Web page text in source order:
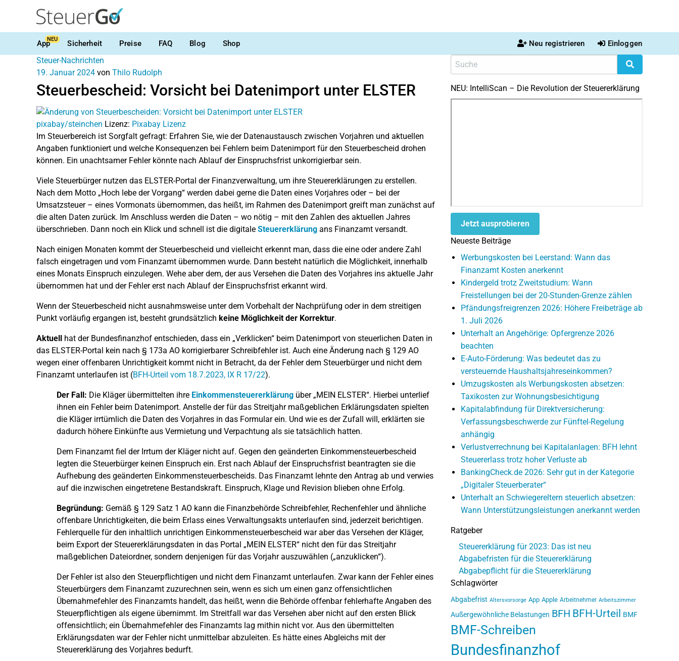
AppNEU Sicherheit Preise FAQ Blog Shop Neu registrieren Einloggen
Steuer-Nachrichten
19. Januar 2024 von Thilo Rudolph
Steuerbescheid: Vorsicht bei Datenimport unter ELSTER
pixabay/steinchen Lizenz: Pixabay Lizenz
Im Steuerbereich ist Sorgfalt gefragt: Erfahren Sie, wie der Datenaustausch zwischen Vorjahren und aktuellen
Angaben funktioniert und welche Konsequenzen bei Fehlern beim Datenimport für den Steuerbescheid drohen
können. Ein unachtsamer Fehler könnte nach Ablauf der Einspruchsfrist unkorrigierbar sein.
Viele Steuerbürger nutzen das ELSTER-Portal der Finanzverwaltung, um ihre Steuererklärungen zu erstellen.
Nach dem Motto „Hoch lebe der Vorgang“ werden dabei gerne die Daten eines Vorjahres oder – bei der
Umsatzsteuer – eines Vormonats übernommen, das heißt, im Rahmen des Datenimport greift man zunächst auf
die alten Daten zurück. Im Anschluss werden die Daten – wo nötig – mit den Zahlen des aktuellen Jahres
überschrieben. Dann noch ein Klick und schnell ist die digitale Steuererklärung ans Finanzamt versandt.
Nach einigen Monaten kommt der Steuerbescheid und vielleicht erkennt man, dass die eine oder andere Zahl
falsch eingetragen und vom Finanzamt übernommen wurde. Dann besteht natürlich die Möglichkeit, innerhalb
eines Monats Einspruch einzulegen. Wehe aber dem, der aus Versehen die Daten des Vorjahres ins aktuelle Jahr
übernommen hat und der Fehler erst nach Ablauf der Einspruchsfrist erkannt wird.
Wenn der Steuerbescheid nicht ausnahmsweise unter dem Vorbehalt der Nachprüfung oder in dem streitigen
Punkt vorläufig ergangen ist, besteht grundsätzlich keine Möglichkeit der Korrektur.
Aktuell hat der Bundesfinanzhof entschieden, dass ein „Verklicken“ beim Datenimport von steuerlichen Daten in
das ELSTER-Portal kein nach § 173a AO korrigierbarer Schreibfehler ist. Auch eine Änderung nach § 129 AO
wegen einer offenbaren Unrichtigkeit kommt nicht in Betracht, da der Fehler dem Steuerbürger und nicht dem
Finanzamt unterlaufen ist (BFH-Urteil vom 18.7.2023, IX R 17/22).
Der Fall: Die Kläger übermittelten ihre Einkommensteuererklärung über „MEIN ELSTER“. Hierbei unterlief
ihnen ein Fehler beim Datenimport. Anstelle der für das Streitjahr maßgeblichen Erklärungsdaten spielten
die Kläger irrtümlich die Daten des Vorjahres in das Formular ein. Und wie es der Zufall will, erklärten sie
dadurch höhere Einkünfte aus Vermietung und Verpachtung als sie tatsächlich hatten.
Dem Finanzamt fiel der Irrtum der Kläger nicht auf. Gegen den geänderten Einkommensteuerbescheid
legten die Steuerbürger keinen Einspruch ein. Erst nach Ablauf der Einspruchsfrist beantragten sie die
Aufhebung des geänderten Einkommensteuerbescheids. Das Finanzamt lehnte den Antrag ab und verwies
auf die inzwischen eingetretene Bestandskraft. Einspruch, Klage und Revision blieben ohne Erfolg.
Begründung: Gemäß § 129 Satz 1 AO kann die Finanzbehörde Schreibfehler, Rechenfehler und ähnliche
offenbare Unrichtigkeiten, die beim Erlass eines Verwaltungsakts unterlaufen sind, jederzeit berichtigen.
Fehlerquelle für den inhaltlich unrichtigen Einkommensteuerbescheid war aber das Versehen der Kläger,
beim Export der Steuererklärungsdaten in das Portal „MEIN ELSTER“ nicht den für das Streitjahr
maßgeblichen Dateiordner, sondern denjenigen für das Vorjahr auszuwählen („anzuklicken“).
Der Fehler ist also den Steuerpflichtigen und nicht dem Finanzamt unterlaufen. Zwar kann der Fehler eines
Steuerbürgers dem Finanzamt zuzurechnen sein, wenn es sich um einen ganz offensichtlichen
Übernahmefehler des Finanzamts handelt, das heißt, wenn die Behörde offenbar fehlerhafte Angaben des
Steuerpflichtigen als eigene übernimmt. Im Streitfall war das Versehen aber nicht auf den ersten Blick
offensichtlich; ein Übernahmefehler des Finanzamts lag mithin nicht vor. Aus den übermittelten
Erklärungsdaten war der Fehler nicht unmittelbar abzuleiten. Es hätte eines Abgleichs mit der
Steuererklärung des Vorjahres bedurft.
NEU: IntelliScan – Die Revolution der Steuererklärung
Jetzt ausprobieren
Neueste Beiträge
Werbungskosten bei Leerstand: Wann das
Finanzamt Kosten anerkennt
Kindergeld trotz Zweitstudium: Wann
Freistellungen bei der 20-Stunden-Grenze zählen
Pfändungsfreigrenzen 2026: Höhere Freibeträge ab
1. Juli 2026
Unterhalt an Angehörige: Opfergrenze 2026
beachten
E-Auto-Förderung: Was bedeutet das zu
versteuernde Haushaltsjahreseinkommen?
Umzugskosten als Werbungskosten absetzen:
Taxikosten zur Wohnungsbesichtigung
Kapitalabfindung für Direktversicherung:
Verfassungsbeschwerde zur Fünftel-Regelung
anhängig
Verlustverrechnung bei Kapitalanlagen: BFH lehnt
Steuererlass trotz hoher Verluste ab
BankingCheck.de 2026: Sehr gut in der Kategorie
„Digitaler Steuerberater“
Unterhalt an Schwiegereltern steuerlich absetzen:
Wann Unterstützungsleistungen anerkannt werden
Ratgeber
Steuererklärung für 2023: Das ist neu
Abgabefristen für die Steuererklärung
Abgabepflicht für die Steuererklärung
Schlagwörter
Abgabefrist Altersvorsorge App Apple Arbeitnehmer Arbeitszimmer
Außergewöhnliche Belastungen BFH BFH-Urteil BMF
BMF-Schreiben
Bundesfinanzhof